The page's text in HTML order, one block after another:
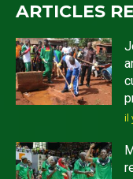
ARTICLES
il